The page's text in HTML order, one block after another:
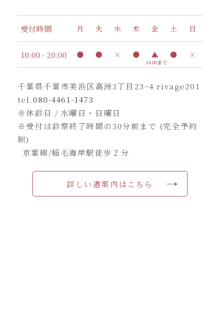
受付時間 月 火 水 木 金 土 日
10:00 - 20:00 ● ● × ● ▲
14:00まで
● ×
千葉県千葉市美浜区高洲3丁目23−4 rivage201
tel.080-4461-1473
※休診日 / 水曜日・日曜日
※受付は診察終了時間の30分前まで (完全予約
制)
京葉線/稲毛海岸駅徒歩２分
詳しい道案内はこちら